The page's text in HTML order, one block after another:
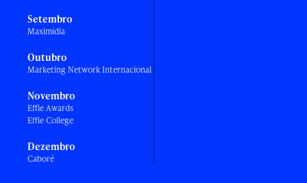
Setembro
Maximídia
Outubro
Marketing Network Internacional
Novembro
Effie Awards
Effie College
Dezembro
Caboré